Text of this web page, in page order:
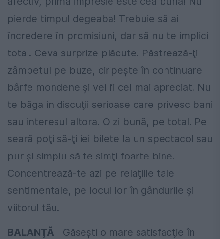
pierde timpul degeaba! Trebuie să ai
încredere în promisiuni, dar să nu te implici
total. Ceva surprize plăcute. Păstrează-ţi
zâmbetul pe buze, ciripeşte în continuare
bârfe mondene şi vei fi cel mai apreciat. Nu
te băga in discuţii serioase care privesc bani
sau interesul altora. O zi bună, pe total. Pe
seară poţi să-ţi iei bilete la un spectacol sau
pur şi simplu să te simţi foarte bine.
Concentrează-te azi pe relaţiile tale
sentimentale, pe locul lor în gândurile şi
viitorul tău.
BALANŢĂ Găseşti o mare satisfacţie în